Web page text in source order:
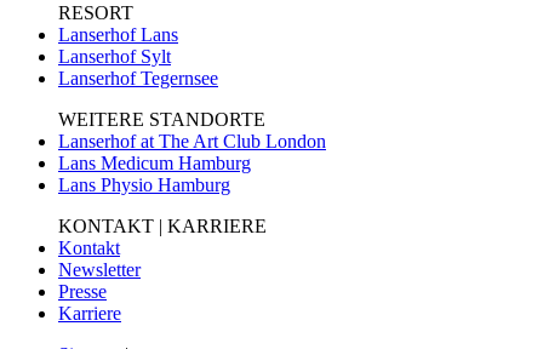
RESORT
Lanserhof Lans
Lanserhof Sylt
Lanserhof Tegernsee
WEITERE STANDORTE
Lanserhof at The Art Club London
Lans Medicum Hamburg
Lans Physio Hamburg
KONTAKT | KARRIERE
Kontakt
Newsletter
Presse
Karriere